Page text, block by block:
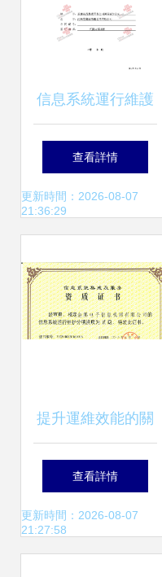
信息系統運行維護
和技術支持服務合
同
查看詳情
更新時間：2026-08-07
21:36:29
提升運維效能的關
鍵保障 信息系統運
行維護服務資質認
查看詳情
更新時間：2026-08-07
21:27:58